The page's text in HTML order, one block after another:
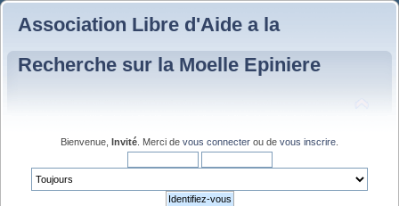
Association Libre d'Aide a la
Recherche sur la Moelle Epiniere
Bienvenue, Invité . Merci de vous connecter ou de vous inscrire